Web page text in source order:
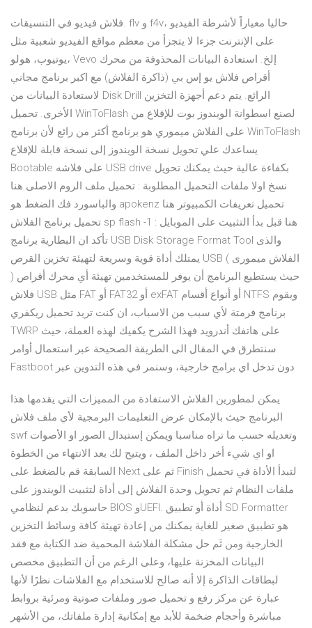
فلاش فيديو في التنسيقات. flv و.f4v، حاليا معياراً لأشرطة الفيديو
على الإنترنت جزءا لا يتجزأ من معظم مواقع الفيديو شعبية مثل
يوتيوب، هولو، Vevo إلخ. استعادة البيانات المحذوفة من محرك
أقراص فلاش يو إس بي (ذاكرة الفلاش) مع اكبر برنامج مجاني
لاستعادة البيانات من Disk Drill الرائع. يتم دعم أجهزة التخزين
الأخرى. تحميل WinToFlash لصنع اسطوانة الويندوز بوت للإقلاع من
على الفلاش ميموري هو برنامج أكثر من رائع لأن برنامج WinToFlash
يساعدك علي تحويل نسخة الويندوز إلى نسخة قابلة للإقلاع
Bootable على فلاشه USB drive بكفاءة عالية حيث يمكنك تحويل
نسخ اولا ملفات التحميل المطلوبة : تحميل ملف الروم الاصلى هنا
والباسورد فك الضغط هو apokenz تحميل تعريفات الكمبيوتر هنا
تحميل برنامج الفلاش sp flash هنا قبل بدأ التثبيت على الموبايل : 1-
تأكد ان البطارية برنامج USB Disk Storage Format Tool والذى
يمتلك أداة قوية وسريعة لتهيئة تخزين القرص USB ( الفلاش ميمورى
) حيث يستطيع البرنامج أن يوفر للمستخدمين تهيئة أي محرك أقراص
فلاش USB مثل FAT أو FAT32 أو exFAT أو أنواع أقسام NTFS ويقوم
برنامج فرمتة لأي سبب من الاسباب، ان كنت تريد تحميل ريكفري
TWRP على هاتفك أندرويد فهذا الشرح يكفيك لهذه العملة، حيث
سنتطرق في المقال الى الطريقة الصحيحة عبر استعمال أوامر
Fastboot دون تدخل اي برامج خارجية، وسنمر في هذه التدوين عبر
يمكن لمطورين الفلاش الاستفادة من المميزات التي يقدمها هذا
البرنامج حيث بالإمكان عرض التعليمات البرمجية لأي ملف فلاش
swf وتعديله حسب ما تراه مناسبا ويمكن إستبدال الصور او الأصوات
او اي شيء أخر داخل الملف ، ويتيح لك بعد الانتهاء من الخطوة
السابقة قم بالضغط على Next ثم على Finish لتبدأ الأداة في تحميل
ملفات النظام ثم تحويل وحدة الفلاش إلى أداة لتثبيت الويندوز على
حاسوبك بدعم لنظامي BIOS وUEFI. أداة أو تطبيق SD Formatter
هو تطبيق صغير للغاية يمكنك من إعادة تهيئة كافة وسائط التخزين
الخارجية ومن ثَم حل مشكلة الفلاشة المحمية ضد الكتابة مع فقد
البيانات المخزنة عليها، وعلى الرغم من أن التطبيق مخصص
لبطاقات الذاكرة إلا أنه صالح للاستخدام مع الفلاشات نظرًا لأنها
عبارة عن مركز رفع و تحميل صور وملفات صوتية ومرئية بروابط
مباشرة وأحجام ضخمة للأبد مع إمكانية إدارة ملفاتك، من الأشهر